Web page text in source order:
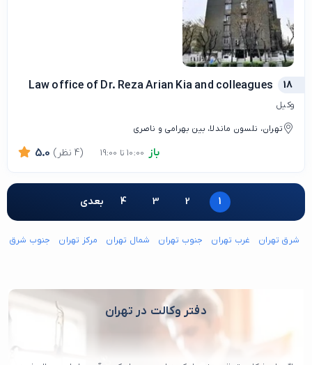
18
Law office of Dr. Reza Arian Kia and colleagues
وکیل
تهران، نلسون ماندلا، بین بهرامی و ناصری
باز 5.0 (4 نظر)
1
2
3
4 بعدی
شرق تهران غرب تهران جنوب تهران شمال تهران مرکز تهران جنوب شرق
دفتر وکالت در تهران